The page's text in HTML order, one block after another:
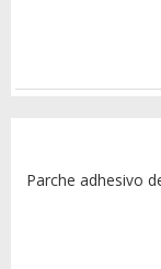
Parche adhesivo